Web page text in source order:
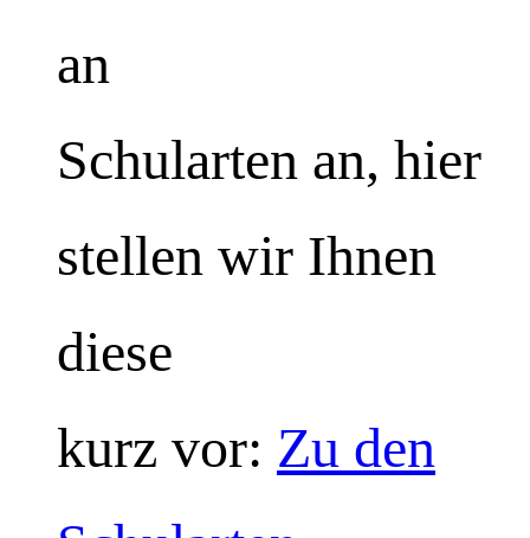
an
Schularten an, hier
stellen wir Ihnen
diese
kurz vor: Zu den